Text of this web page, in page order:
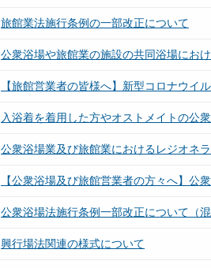
旅館業法施行条例の一部改正について
公衆浴場や旅館業の施設の共同浴場にお
【旅館営業者の皆様へ】新型コロナウイ
入浴着を着用した方やオストメイトの公
公衆浴場業及び旅館業におけるレジオネ
【公衆浴場及び旅館営業者の方々へ】公
公衆浴場法施行条例一部改正について（
興行場法関連の様式について